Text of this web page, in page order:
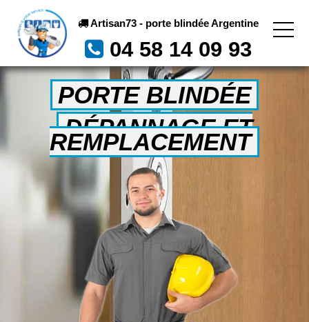
Artisan73 - porte blindée Argentine
04 58 14 09 93
PORTE BLINDÉE
DÉPANNAGE ET
REMPLACEMENT